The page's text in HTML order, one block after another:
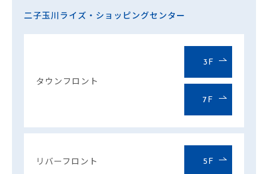
二子玉川ライズ・ショッピングセンター
タウンフロント
3F
7F
リバーフロント 5F